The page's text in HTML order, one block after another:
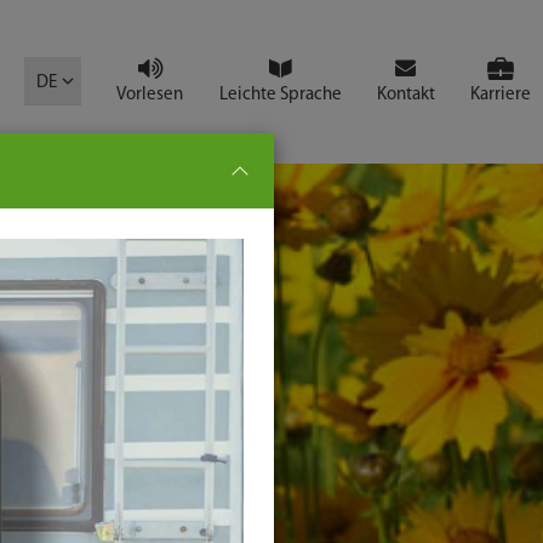
DE
Vorlesen Leichte Sprache Kontakt Karriere